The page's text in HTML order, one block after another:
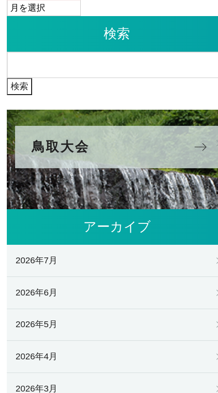
ア
検索
鳥取大会
アーカイブ
2026年7月
2026年6月
2026年5月
2026年4月
2026年3月